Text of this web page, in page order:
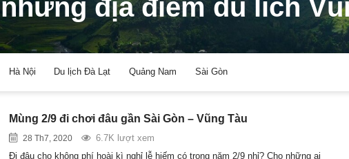
những địa điểm du lich
Hà Nội Du lịch Đà Lạt Quảng Nam Sài Gòn
Mùng 2/9 đi chơi đâu gần Sài Gòn – Vũng Tàu
28 Th7, 2020
6.7K lượt xem
Đi đâu cho không phí hoài kì nghỉ lễ hiếm có trong năm 2/9 nhỉ? Cho những ai